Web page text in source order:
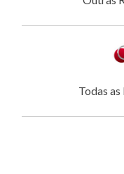
Todas